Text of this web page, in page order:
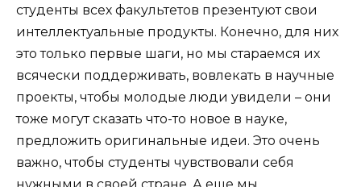
студенты всех факультетов презентуют свои
интеллектуальные продукты. Конечно, для них
это только первые шаги, но мы стараемся их
всячески поддерживать, вовлекать в научные
проекты, чтобы молодые люди увидели – они
тоже могут сказать что-то новое в науке,
предложить оригинальные идеи. Это очень
важно, чтобы студенты чувствовали себя